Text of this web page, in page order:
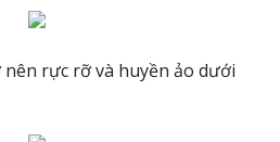
rực rỡ và huyền ảo dưới